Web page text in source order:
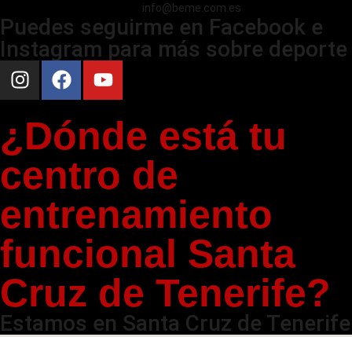
info@beme.com.es
Puedes seguirme en Facebook e
Instagram para más sobre deporte
¿Dónde está tu
centro de
entrenamiento
funcional Santa
Cruz de Tenerife?
Estamos en Santa Cruz de Tenerife